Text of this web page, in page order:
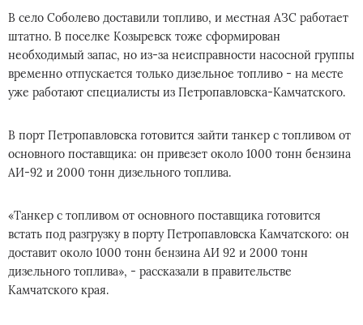
В село Соболево доставили топливо, и местная АЗС работает
штатно. В поселке Козыревск тоже сформирован
необходимый запас, но из-за неисправности насосной группы
временно отпускается только дизельное топливо - на месте
уже работают специалисты из Петропавловска-Камчатского.
В порт Петропавловска готовится зайти танкер с топливом от
основного поставщика: он привезет около 1000 тонн бензина
АИ-92 и 2000 тонн дизельного топлива.
«Танкер с топливом от основного поставщика готовится
встать под разгрузку в порту Петропавловска Камчатского: он
доставит около 1000 тонн бензина АИ 92 и 2000 тонн
дизельного топлива», - рассказали в правительстве
Камчатского края.